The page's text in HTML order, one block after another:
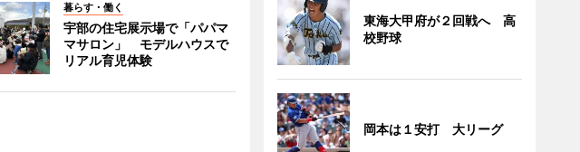
暮らす・働く
宇部の住宅展示場で「パパマ
マサロン」 モデルハウスで
リアル育児体験
東海大甲府が２回戦へ 高
校野球
岡本は１安打 大リーグ